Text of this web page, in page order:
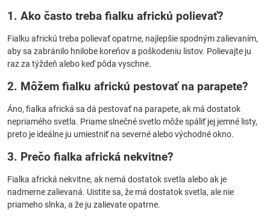
1. Ako často treba fialku africkú polievať?
Fialku africkú treba polievať opatrne, najlepšie spodným zalievaním,
aby sa zabránilo hnilobe koreňov a poškodeniu listov. Polievajte ju
raz za týždeň alebo keď pôda vyschne.
2. Môžem fialku africkú pestovať na parapete?
Áno, fialka africká sa dá pestovať na parapete, ak má dostatok
nepriamého svetla. Priame slnečné svetlo môže spáliť jej jemné listy,
preto je ideálne ju umiestniť na severné alebo východné okno.
3. Prečo fialka africká nekvitne?
Fialka africká nekvitne, ak nemá dostatok svetla alebo ak je
nadmerne zalievaná. Uistite sa, že má dostatok svetla, ale nie
priameho slnka, a že ju zalievate opatrne.